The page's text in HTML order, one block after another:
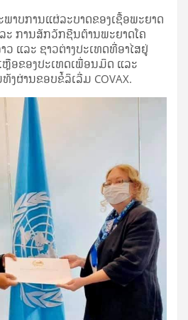
າບການແຜ່ລະບາດຂອງເຊື້ອພະຍາດ
ະ ການສັກວັກຊີນຕ້ານພະຍາດໂຄ
ແລະ ຊາວຕ່າງປະເທດທີ່ອາໄສຢູ່
ຫຼືອຂອງປະເທດເພື່ອນມິດ ແລະ
ງຜ່ານຂອບຂໍ້ລິເລີ່ມ COVAX.